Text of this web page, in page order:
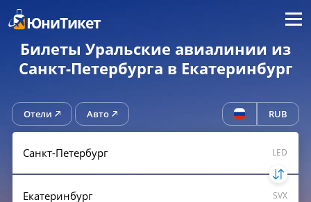
ЮниТикет Меню
Билеты Уральские авиалинии из
Санкт-Петербурга в Екатеринбург
Отели Авто RUB
LED
SVX